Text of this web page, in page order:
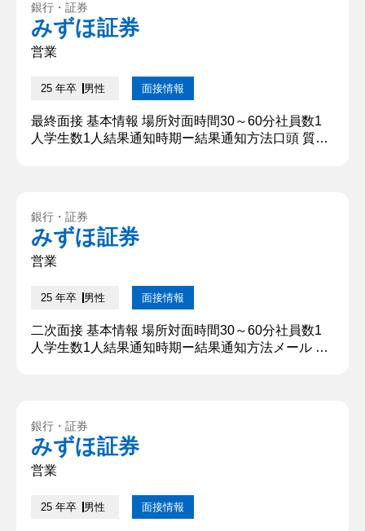
い、コミュニケーションを大切にしたチームビルデ
ィング能力を養いました。本日は短い時間ですが、
私のチームファース...
銀行・証券
みずほ証券
営業
25 年卒 男性 面接情報
最終面接 基本情報 場所対面時間30～60分社員数1
人学生数1人結果通知時期ー結果通知方法口頭 質問
塾数を減らすよう行動しました。退塾の主な原因と
して、塾と学校の両立ができないこと、講師の信頼
度の低下が挙げられま...
銀行・証券
みずほ証券
営業
25 年卒 男性 面接情報
二次面接 基本情報 場所対面時間30～60分社員数1
人学生数1人結果通知時期ー結果通知方法メール 質
塾数を減らすよう行動しました。退塾の主な原因と
して、塾と学校の両立ができないこと、講師の信頼
度の低下が挙げられ...
銀行・証券
みずほ証券
営業
25 年卒 男性 面接情報